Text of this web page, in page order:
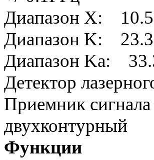
Диапазон X:
Диапазон K:
Диапазон Ka:
Детектор
Приемник
двухконтурный
Функции